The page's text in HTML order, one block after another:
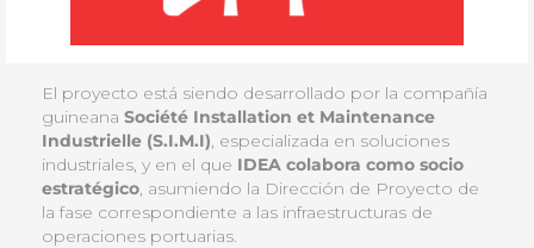
El proyecto está siendo desarrollado por la compañía
guineana Société Installation et Maintenance
Industrielle (S.I.M.I), especializada en soluciones
industriales, y en el que IDEA colabora como socio
estratégico, asumiendo la Dirección de Proyecto de
la fase correspondiente a las infraestructuras de
operaciones portuarias.